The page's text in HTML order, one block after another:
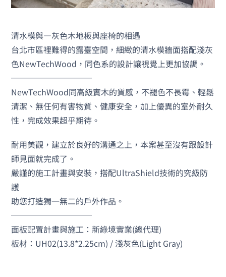
清水模與—灰色木地板與座椅的相遇
台北市區裡難得的露臺空間，細緻的清水模牆面搭配淺灰
色NewTechWood，同色系的設計讓視覺上更加協調。
──────────
NewTechWood同高級實木的質感，不褪色不長霉、輕鬆
清潔、無任何有害物質、健康安全，加上優異的室外耐久
性，完成效果超乎期待。
耐用美觀，建立於良好的溝通之上，本案甚至沒有跟設計
師見面就完成了。
嚴謹的施工計畫與安裝，搭配UltraShield技術的究級防
護
助您打造獨一無二的戶外作品。
──────────
面板配置計畫與施工：新綠境實業(總代理)
板材：UH02(13.8*2.25cm) / 淺灰色(Light Gray)